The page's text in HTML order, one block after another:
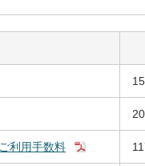
利用手数料